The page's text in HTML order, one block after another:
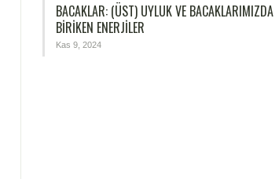
BACAKLAR: (ÜST) UYLUK VE BACAKLARIMIZDA
BIRIKEN ENERJILER
Kas 9, 2024